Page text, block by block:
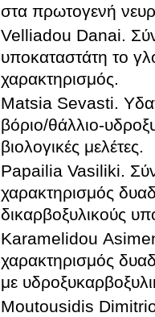
στα πρωτογενή
Velliadou Danai.
υποκαταστάτη το
χαρακτηρισμός.
Matsia Sevasti.
βόριο/θάλλιο-
βιολογικές μελέτες.
Papailia Vasiliki.
χαρακτηρισμός
δικαρβοξυλικούς
Karamelidou
χαρακτηρισμός
με
Moutousidis